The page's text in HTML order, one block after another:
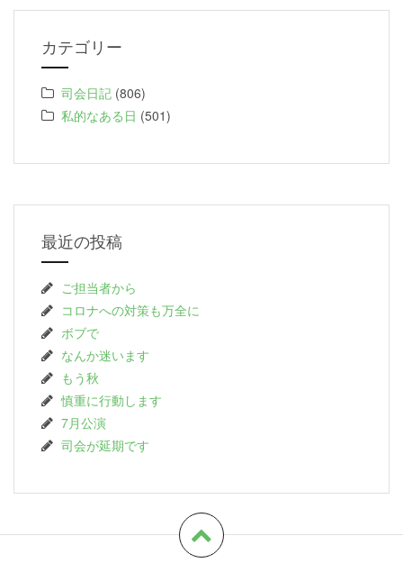
カテゴリー
司会日記 (806)
私的なある日 (501)
最近の投稿
ご担当者から
コロナへの対策も万全に
ボブで
なんか迷います
もう秋
慎重に行動します
7月公演
司会が延期です